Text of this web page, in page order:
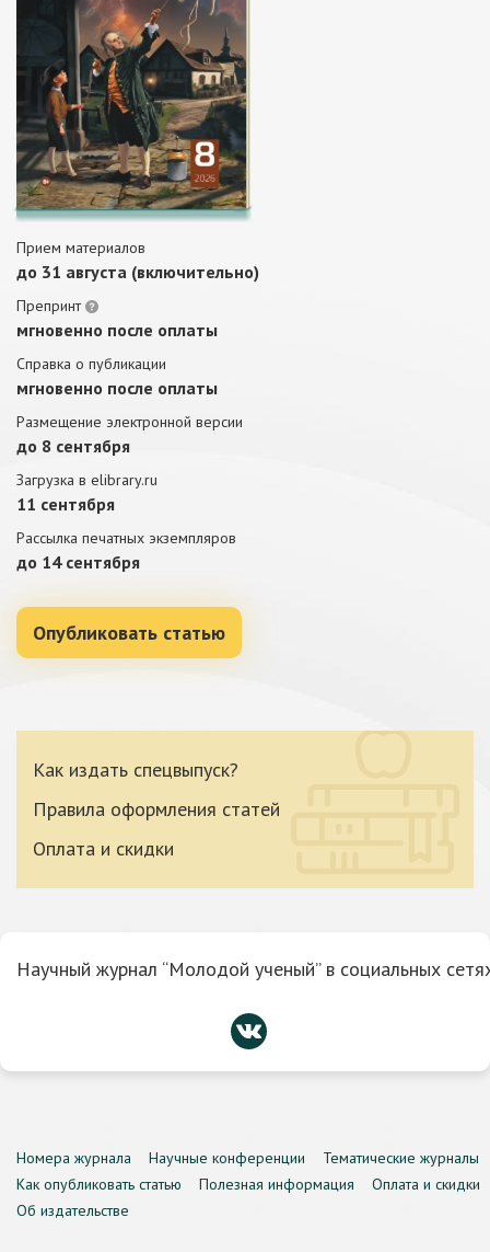
Прием материалов
до 31 августа (включительно)
Препринт
мгновенно после оплаты
Справка о публикации
мгновенно после оплаты
Размещение электронной версии
до 8 сентября
Загрузка в elibrary.ru
11 сентября
Рассылка печатных экземпляров
до 14 сентября
Опубликовать статью
Как издать спецвыпуск?
Правила оформления статей
Оплата и скидки
Научный журнал “Молодой ученый” в социальных
Номера журнала Научные конференции
Тематические журналы
Как опубликовать статью
Полезная информация
Оплата и скидки
Об издательстве